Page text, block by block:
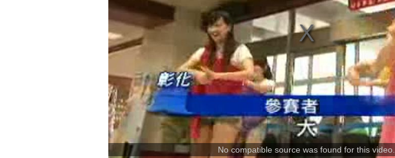
No compatible source was found for this video.